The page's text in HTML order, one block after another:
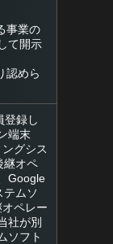
事業の
て開示
認めら
登録し
端末
グシス
継オペ
Google
テムソ
ペレー
社が別
ソフト